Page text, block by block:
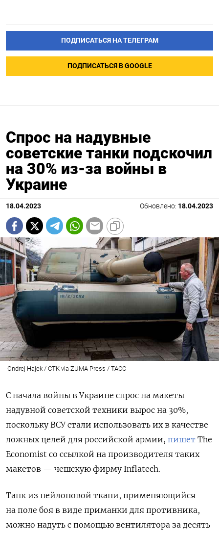
ПОДПИСАТЬСЯ НА ТЕЛЕГРАМ
ПОДПИСАТЬСЯ В GOOGLE
Спрос на надувные
советские танки подскочил
на 30% из-за войны в
Украине
18.04.2023 Обновлено: 18.04.2023
Ondrej Hajek / CTK via ZUMA Press / ТАСС
С начала войны в Украине спрос на макеты
надувной советской техники вырос на 30%,
поскольку ВСУ стали использовать их в качестве
ложных целей для российской армии, пишет The
Economist со ссылкой на производителя таких
макетов — чешскую фирму Inflatech.
Танк из нейлоновой ткани, применяющийся
на поле боя в виде приманки для противника,
можно надуть с помощью вентилятора за десять